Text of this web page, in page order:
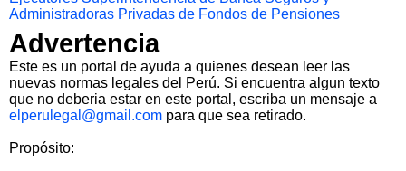
Administradoras Privadas de Fondos de Pensiones
Advertencia
Este es un portal de ayuda a quienes desean leer las
nuevas normas legales del Perú. Si encuentra algun texto
que no deberia estar en este portal, escriba un mensaje a
elperulegal@gmail.com para que sea retirado.
Propósito: